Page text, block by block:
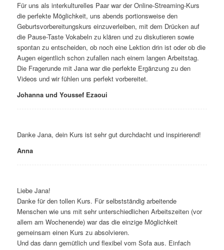
Für uns als interkulturelles Paar war der Online-Streaming-Kurs
die perfekte Möglichkeit, uns abends portionsweise den
Geburtsvorbereitungskurs einzuverleiben, mit dem Drücken auf
die Pause-Taste Vokabeln zu klären und zu diskutieren sowie
spontan zu entscheiden, ob noch eine Lektion drin ist oder ob die
Augen eigentlich schon zufallen nach einem langen Arbeitstag.
Die Fragerunde mit Jana war die perfekte Ergänzung zu den
Videos und wir fühlen uns perfekt vorbereitet.
Johanna und Youssef Ezaoui
Danke Jana, dein Kurs ist sehr gut durchdacht und inspirierend!
Anna
Liebe Jana!
Danke für den tollen Kurs. Für selbstständig arbeitende
Menschen wie uns mit sehr unterschiedlichen Arbeitszeiten (vor
allem am Wochenende) war das die einzige Möglichkeit
gemeinsam einen Kurs zu absolvieren.
Und das dann gemütlich und flexibel vom Sofa aus. Einfach